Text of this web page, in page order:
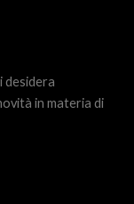
desidera
in materia di